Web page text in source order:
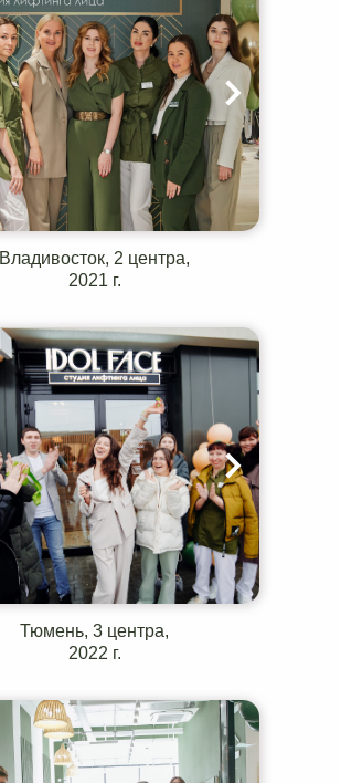
Владивосток, 2 центра,
2021 г.
Тюмень, 3 центра,
2022 г.